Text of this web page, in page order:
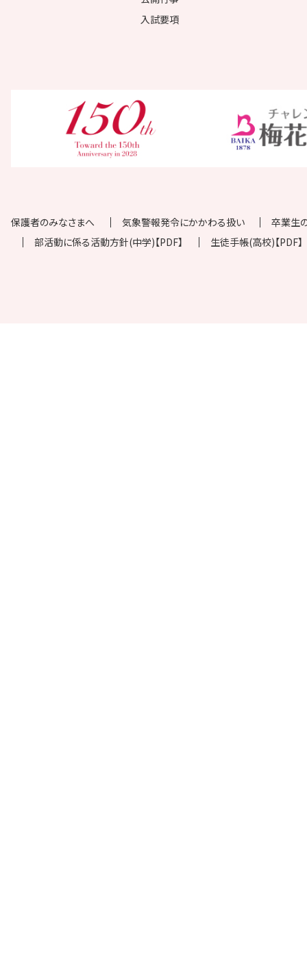
入試要項
保護者のみなさまへ 気象警報発令にかかわる扱い
卒業生
部活動に係る活動方針(中学)【PDF】
生徒手帳(高校)【PDF】